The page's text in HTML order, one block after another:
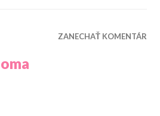
ZANECHAŤ KOMENTÁR